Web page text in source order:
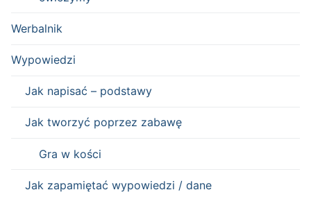
Werbalnik
Wypowiedzi
Jak napisać – podstawy
Jak tworzyć poprzez zabawę
Gra w kości
Jak zapamiętać wypowiedzi / dane